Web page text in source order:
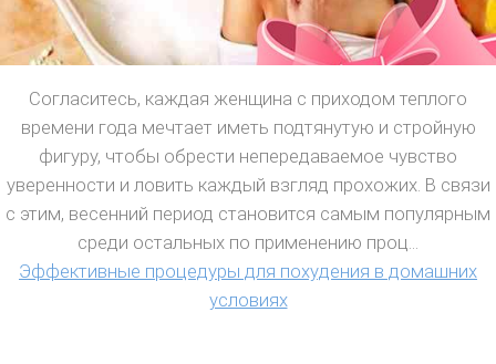
Согласитесь, каждая женщина с приходом теплого
времени года мечтает иметь подтянутую и стройную
фигуру, чтобы обрести непередаваемое чувство
уверенности и ловить каждый взгляд прохожих. В связи
с этим, весенний период становится самым популярным
среди остальных по применению проц...
Эффективные процедуры для похудения в домашних
условиях